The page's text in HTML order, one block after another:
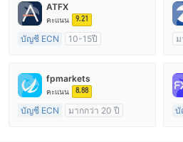
ATFX
คะแนน 9.21
บัญชี ECN
10-15ปี
ใบอนุญาต MT4 แบบเต็ม
ม
ใ
fpmarkets
คะแนน 8.88
บัญชี ECN
มากกว่า 20 ปี
บั